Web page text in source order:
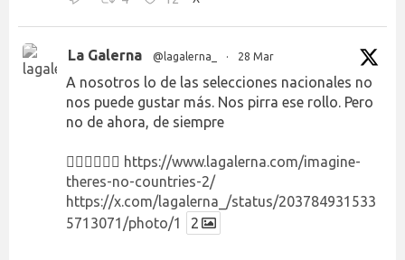
La Galerna @lagalerna_ · 28 Mar
A nosotros lo de las selecciones nacionales no
nos puede gustar más. Nos pirra ese rollo. Pero
no de ahora, de siempre
👉🏻👉🏻👉🏻 https://www.lagalerna.com/imagine-
theres-no-countries-2/
https://x.com/lagalerna_/status/203784931533
5713071/photo/1
2